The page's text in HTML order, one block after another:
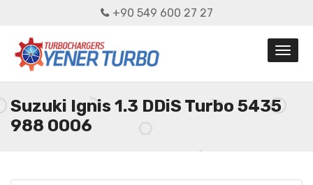
+90 549 600 27 27
Suzuki Ignis 1.3 DDiS Turbo 5435
988 0006